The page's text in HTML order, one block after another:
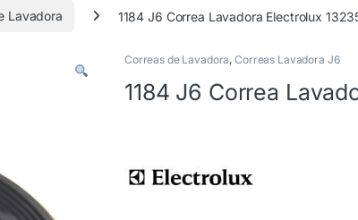
Lavadora 1184 J6 Correa Lavadora Electrolux
Correas de Lavadora,Correas Lavadora J6
1184 J6 Correa